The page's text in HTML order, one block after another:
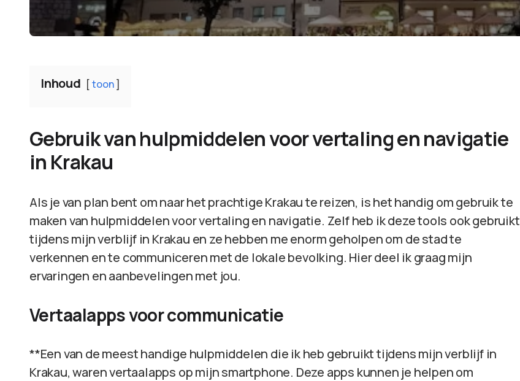
Inhoud toon
Gebruik van hulpmiddelen voor vertaling en navigatie
in Krakau
Als je van plan bent om naar het prachtige Krakau te reizen, is het handig om gebruik te
maken van hulpmiddelen voor vertaling en navigatie. Zelf heb ik deze tools ook gebruikt
tijdens mijn verblijf in Krakau en ze hebben me enorm geholpen om de stad te
verkennen en te communiceren met de lokale bevolking. Hier deel ik graag mijn
ervaringen en aanbevelingen met jou.
Vertaalapps voor communicatie
**Een van de meest handige hulpmiddelen die ik heb gebruikt tijdens mijn verblijf in
Krakau, waren vertaalapps op mijn smartphone. Deze apps kunnen je helpen om